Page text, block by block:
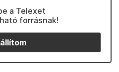
a Telexet
forrásnak!